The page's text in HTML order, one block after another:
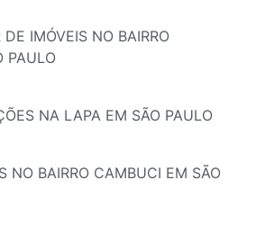
IMÓVEIS NO BAIRRO
PAULO
NA LAPA EM SÃO PAULO
NO BAIRRO CAMBUCI EM SÃO